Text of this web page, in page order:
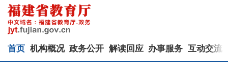
首页 机构概况 政务公开 解读回应 办事服务 互动交流